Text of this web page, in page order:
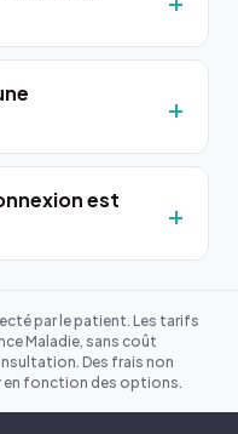
est
par le patient. Les tarifs
Maladie, sans coût
Des frais non
en fonction des options.